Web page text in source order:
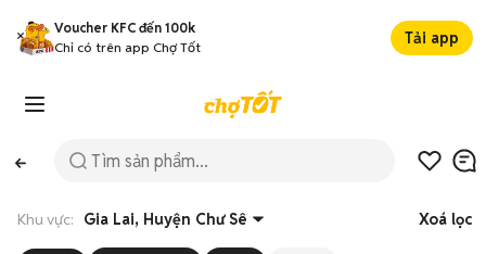
Voucher KFC đến 100k
Chỉ có trên app Chợ Tốt
Tải app
Khu vực: Gia Lai, Huyện Chư Sê Xoá lọc